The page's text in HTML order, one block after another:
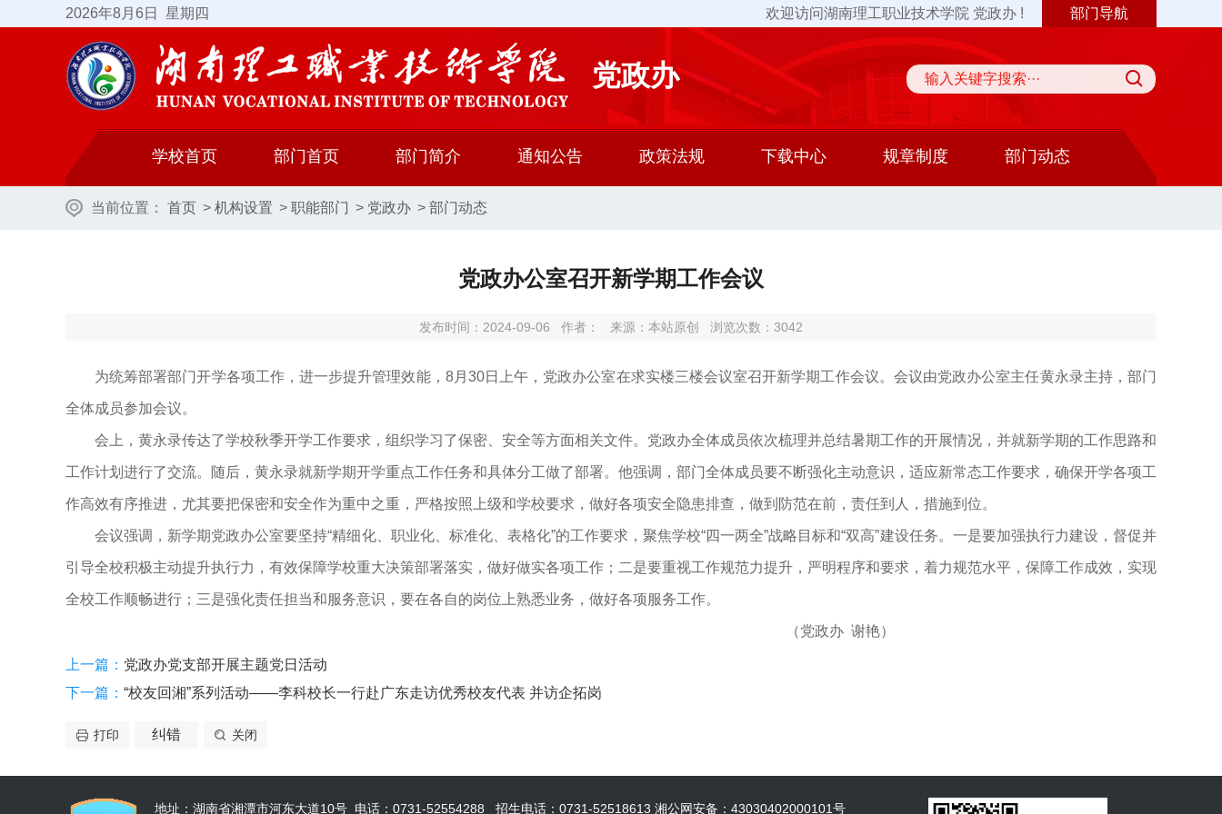
2026年8月6日 星期四 欢迎访问湖南理工职业技术学院 党政办 ! 部门导航
党政办
学校首页 部门首页 部门简介 通知公告 政策法规 下载中心 规章制度 部门动态
当前位置： 首页 > 机构设置 > 职能部门 > 党政办 > 部门动态
党政办公室召开新学期工作会议
发布时间：2024-09-06 作者： 来源：本站原创 浏览次数： 3042
为统筹部署部门开学各项工作，进一步提升管理效能，8月30日上午，党政办公室在求实楼三楼会议室召开新学期工作会议。会议由党政办公室主任黄永录主持，部门
全体成员参加会议。
会上，黄永录传达了学校秋季开学工作要求，组织学习了保密、安全等方面相关文件。党政办全体成员依次梳理并总结暑期工作的开展情况，并就新学期的工作思路和
工作计划进行了交流。随后，黄永录就新学期开学重点工作任务和具体分工做了部署。他强调，部门全体成员要不断强化主动意识，适应新常态工作要求，确保开学各项工
作高效有序推进，尤其要把保密和安全作为重中之重，严格按照上级和学校要求，做好各项安全隐患排查，做到防范在前，责任到人，措施到位。
会议强调，新学期党政办公室要坚持“精细化、职业化、标准化、表格化”的工作要求，聚焦学校“四一两全”战略目标和“双高”建设任务。一是要加强执行力建设，督促并
引导全校积极主动提升执行力，有效保障学校重大决策部署落实，做好做实各项工作；二是要重视工作规范力提升，严明程序和要求，着力规范水平，保障工作成效，实现
全校工作顺畅进行；三是强化责任担当和服务意识，要在各自的岗位上熟悉业务，做好各项服务工作。
（党政办 谢艳）
上一篇： 党政办党支部开展主题党日活动
下一篇： “校友回湘”系列活动——李科校长一行赴广东走访优秀校友代表 并访企拓岗
打印 纠错 关闭
地址：湖南省湘潭市河东大道10号 电话：0731-52554288 招生电话：0731-52518613 湘公网安备：43030402000101号